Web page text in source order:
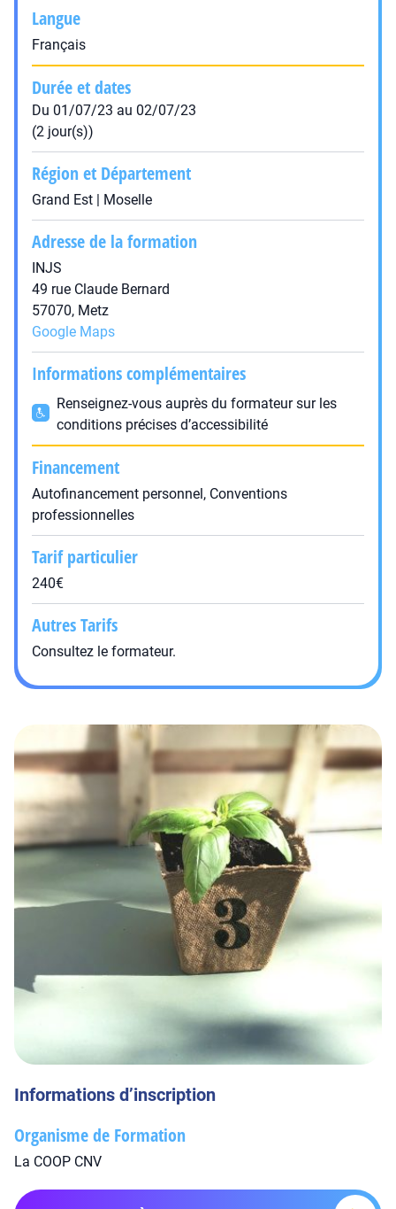
Langue
Français
Durée et dates
Du 01/07/23 au 02/07/23
(2 jour(s))
Région et Département
Grand Est | Moselle
Adresse de la formation
INJS
49 rue Claude Bernard
57070, Metz
Google Maps
Informations complémentaires
Renseignez-vous auprès du formateur sur les
conditions précises d’accessibilité
Financement
Autofinancement personnel, Conventions
professionnelles
Tarif particulier
240€
Autres Tarifs
Consultez le formateur.
Informations d’inscription
Organisme de Formation
La COOP CNV